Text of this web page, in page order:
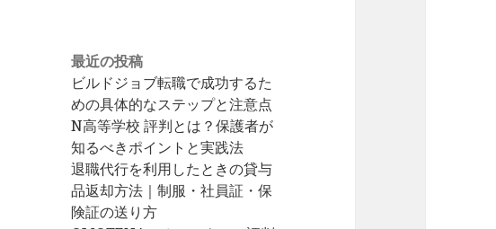
最近の投稿
ビルドジョブ転職で成功するた
めの具体的なステップと注意点
N高等学校 評判とは？保護者が
知るべきポイントと実践法
退職代行を利用したときの貸与
品返却方法｜制服・社員証・保
険証の送り方